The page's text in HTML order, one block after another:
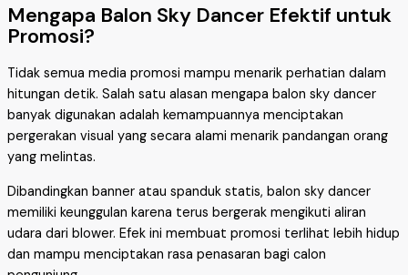
Mengapa Balon Sky Dancer Efektif untuk
Promosi?
Tidak semua media promosi mampu menarik perhatian dalam
hitungan detik. Salah satu alasan mengapa balon sky dancer
banyak digunakan adalah kemampuannya menciptakan
pergerakan visual yang secara alami menarik pandangan orang
yang melintas.
Dibandingkan banner atau spanduk statis, balon sky dancer
memiliki keunggulan karena terus bergerak mengikuti aliran
udara dari blower. Efek ini membuat promosi terlihat lebih hidup
dan mampu menciptakan rasa penasaran bagi calon